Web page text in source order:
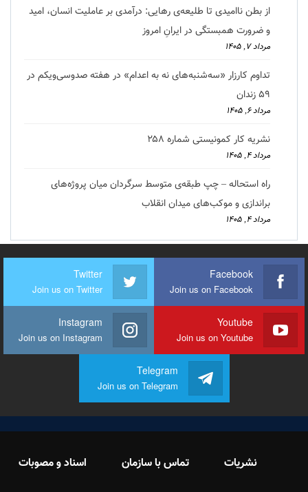
از بطن ناامیدی تا طلیعه‌ی رهایی: درآمدی بر عاملیت انسان، امید
و ضرورت همبستگی در ایرانِ امروز
مرداد ۷, ۱۴۰۵
تداوم کارزار «سه‌شنبه‌های نه به اعدام» در هفته صدوسی‌و‌یکم در
۵۹ زندان
مرداد ۶, ۱۴۰۵
نشریه کار کمونیستی شماره ۲۵۸
مرداد ۴, ۱۴۰۵
راه استحاله – چپ طبقه‌ی متوسط سرگردان میان پروژه‌های
براندازی و موکب‌های میدان انقلاب
مرداد ۴, ۱۴۰۵
Facebook
Join us on Facebook
Twitter
Join us on Twitter
Youtube
Join us on Youtube
Instagram
Join us on Instagram
Telegram
Join us on Telegram
نشریات تماس با سازمان اسناد و مصوبات